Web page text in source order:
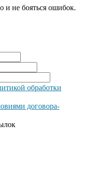
и не бояться ошибок.
обработки
договора-